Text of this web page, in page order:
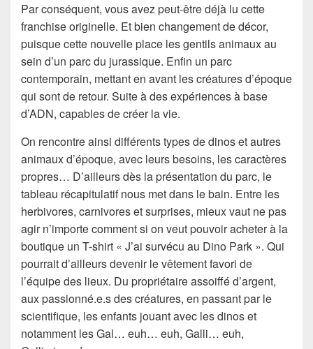
Par conséquent, vous avez peut-être déjà lu cette
franchise originelle. Et bien changement de décor,
puisque cette nouvelle place les gentils animaux au
sein d’un parc du jurassique. Enfin un parc
contemporain, mettant en avant les créatures d’époque
qui sont de retour. Suite à des expériences à base
d’ADN, capables de créer la vie.
On rencontre ainsi différents types de dinos et autres
animaux d’époque, avec leurs besoins, les caractères
propres… D’ailleurs dès la présentation du parc, le
tableau récapitulatif nous met dans le bain. Entre les
herbivores, carnivores et surprises, mieux vaut ne pas
agir n’importe comment si on veut pouvoir acheter à la
boutique un T-shirt « J’ai survécu au Dino Park ». Qui
pourrait d’ailleurs devenir le vêtement favori de
l’équipe des lieux. Du propriétaire assoiffé d’argent,
aux passionné.e.s des créatures, en passant par le
scientifique, les enfants jouant avec les dinos et
notamment les Gal… euh… euh, Galli… euh,